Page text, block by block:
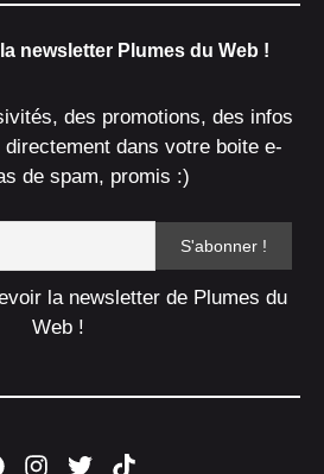
newsletter Plumes du Web !
des promotions, des infos
dans votre boite e-
de spam, promis :)
la newsletter de Plumes du
Web !